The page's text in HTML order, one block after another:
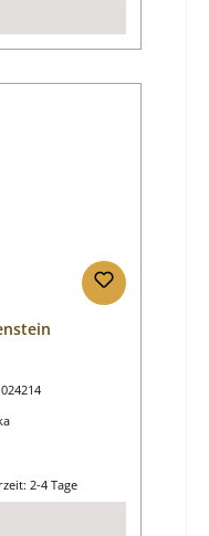
2-4 Tage